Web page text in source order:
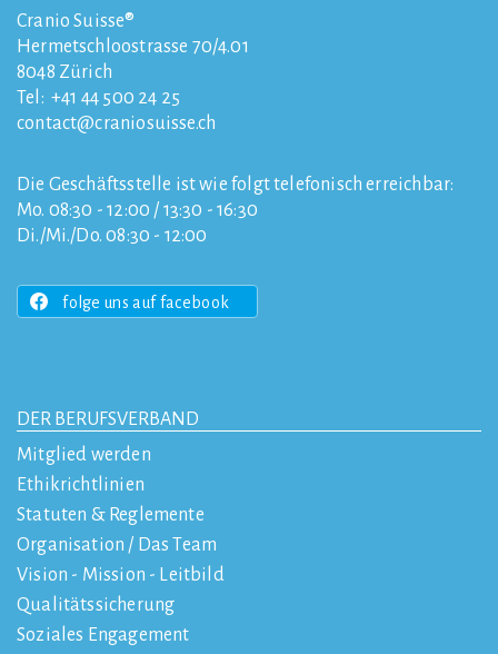
Cranio Suisse®
Hermetschloostrasse 70/4.01
8048 Zürich
Tel: +41 44 500 24 25
contact
craniosuisse.ch
Die Geschäftsstelle ist wie folgt telefonisch erreichbar:
Mo. 08:30 - 12:00 / 13:30 - 16:30
Di./Mi./Do. 08:30 - 12:00
folge uns auf facebook
DER BERUFSVERBAND
Mitglied werden
Ethikrichtlinien
Statuten & Reglemente
Organisation / Das Team
Vision - Mission - Leitbild
Qualitätssicherung
Soziales Engagement